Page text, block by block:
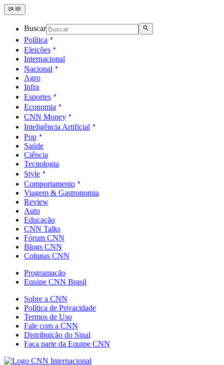
Buscar
Política
Eleições
Internacional
Nacional
Agro
Infra
Esportes
Economia
CNN Money
Inteligência Artificial
Pop
Saúde
Ciência
Tecnologia
Style
Comportamento
Viagem & Gastronomia
Review
Auto
Educação
CNN Talks
Fórum CNN
Blogs CNN
Colunas CNN
Programação
Equipe CNN Brasil
Sobre a CNN
Política de Privacidade
Termos de Uso
Fale com a CNN
Distribuição do Sinal
Faça parte da Equipe CNN